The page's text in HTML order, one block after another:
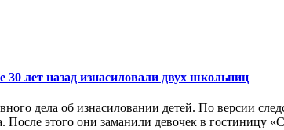
лет назад изнасиловали двух школьниц
дела об изнасиловании детей. По версии
После этого они заманили девочек в гостиницу